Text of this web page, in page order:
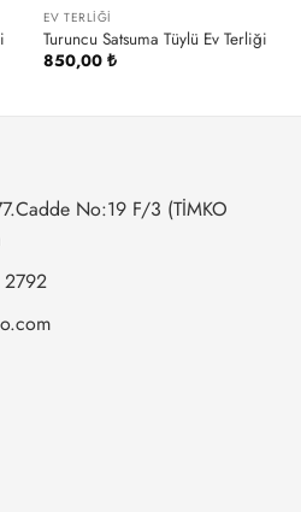
EV TERLIĞI
Turuncu Satsuma Tüylü Ev Terliği
850,00 ₺
No:19 F/3 (TİMKO